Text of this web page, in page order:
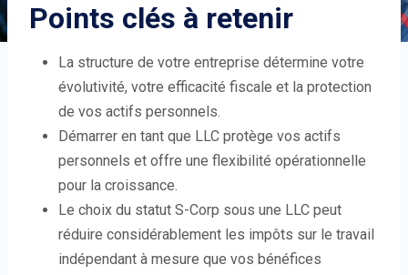
Points clés à retenir
La structure de votre entreprise détermine votre
évolutivité, votre efficacité fiscale et la protection
de vos actifs personnels.
Démarrer en tant que LLC protège vos actifs
personnels et offre une flexibilité opérationnelle
pour la croissance.
Le choix du statut S-Corp sous une LLC peut
réduire considérablement les impôts sur le travail
indépendant à mesure que vos bénéfices